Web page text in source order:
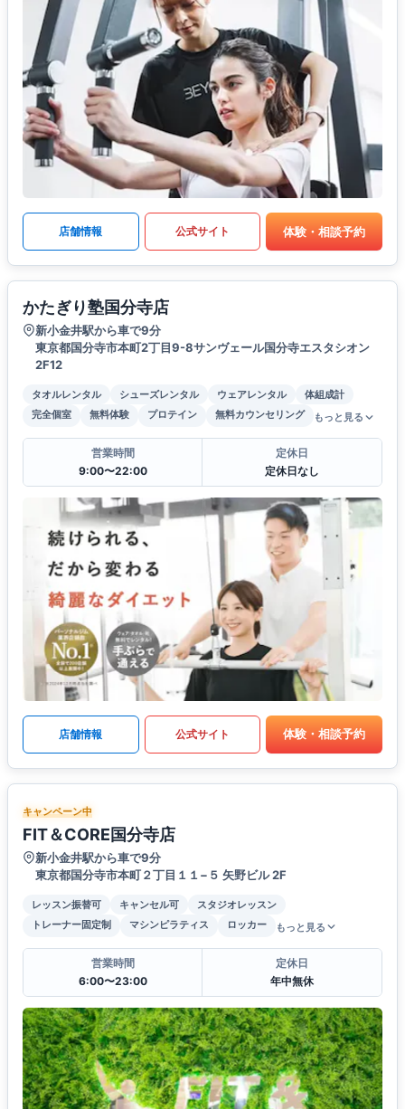
店舗情報 公式サイト 体験・相談予約
かたぎり塾国分寺店
新小金井駅から車で9分
東京都国分寺市本町2丁目9-8サンヴェール国分寺エスタシオン
2F12
タオルレンタル シューズレンタル ウェアレンタル
体組成計
完全個室
無料体験 プロテイン 無料カウンセリング もっと見る
営業時間
9:00〜22:00
定休日
定休日なし
店舗情報 公式サイト 体験・相談予約
キャンペーン中
FIT＆CORE国分寺店
新小金井駅から車で9分
東京都国分寺市本町２丁目１１−５ 矢野ビル 2F
レッスン振替可 キャンセル可
スタジオレッスン
トレーナー固定制
マシンピラティス ロッカー もっと見る
営業時間
6:00〜23:00
定休日
年中無休